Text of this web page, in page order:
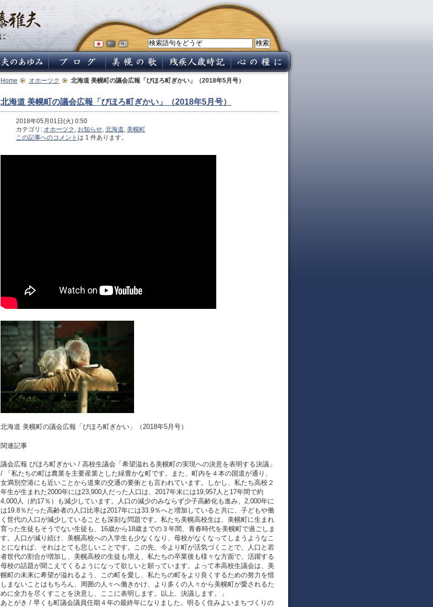
Home オホーツク 北海道 美幌町の議会広報「びほろ町ぎかい」（2018年5月号）
北海道 美幌町の議会広報「びほろ町ぎかい」（2018年5月号）
2018年05月01日(火) 0:50
カテゴリ: オホーツク , お知らせ, 北海道, 美幌町
この記事へのコメント は 1 件あります。
北海道 美幌町の議会広報「びほろ町ぎかい」（2018年5月号）
関連記事
議会広報 びほろ町ぎかい / 高校生議会「希望溢れる美幌町の実現への決意を表明する決議」
/ 「私たちの町は農業を主要産業とした緑豊かな町です。また、町内を４本の国道が通り、
女満別空港にも近いことから道東の交通の要衝とも言われています。しかし、私たち高校２
年生が生まれた2000年には23,900人だった人口は、2017年末には19,957人と17年間で約
4,000人（約17％）も減少しています。人口の減少のみならず少子高齢化も進み、2,000年に
は19.8％だった高齢者の人口比率は2017年には33.9％へと増加していると共に、子どもや働
く世代の人口が減少していることも深刻な問題です。私たち美幌高校生は、美幌町に生まれ
育った生徒もそうでない生徒も、16歳から18歳までの３年間、青春時代を美幌町で過ごしま
す。人口が減り続け、美幌高校への入学生も少なくなり、母校がなくなってしまうようなこ
とになれば、それはとても悲しいことです。この先、今より町が活気づくことで、人口と若
者世代の割合が増加し、美幌高校の生徒も増え、私たちの卒業後も様々な方面で、活躍する
母校の話題が聞こえてくるようになって欲しいと願っています。よって本高校生議会は、美
幌町の未来に希望が溢れるよう、この町を愛し、私たちの町をより良くするための努力を惜
しまないことはもちろん、周囲の人々へ働きかけ、より多くの人々から美幌町が愛されるた
めに全力を尽くすことを決意し、ここに表明します。以上、決議します。」
あとがき / 早くも町議会議員任期４年の最終年になりました。明るく住みよいまちづくりの